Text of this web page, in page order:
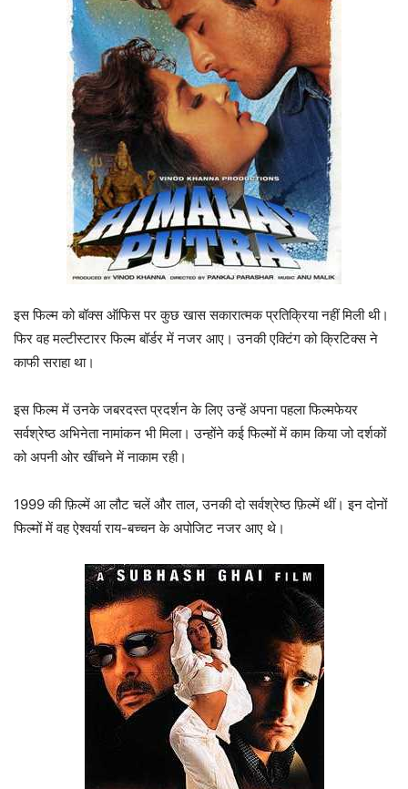
इस फिल्म को बॉक्स ऑफिस पर कुछ खास सकारात्मक प्रतिक्रिया नहीं मिली थी।
फिर वह मल्टीस्टारर फिल्म बॉर्डर में नजर आए। उनकी एक्टिंग को क्रिटिक्स ने
काफी सराहा था।
इस फिल्म में उनके जबरदस्त प्रदर्शन के लिए उन्हें अपना पहला फिल्मफेयर
सर्वश्रेष्ठ अभिनेता नामांकन भी मिला। उन्होंने कई फिल्मों में काम किया जो दर्शकों
को अपनी ओर खींचने में नाकाम रही।
1999 की फ़िल्में आ लौट चलें और ताल, उनकी दो सर्वश्रेष्ठ फ़िल्में थीं। इन दोनों
फिल्मों में वह ऐश्वर्या राय-बच्चन के अपोजिट नजर आए थे।